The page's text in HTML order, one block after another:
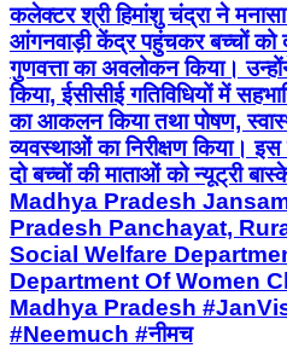
कलेक्टर श्री हिमांशु चंद्रा ने
आंगनवाड़ी केंद्र पहुंचकर बच्चों को दी
गुणवत्ता का अवलोकन किया।
किया, ईसीसीई गतिविधियों में
का आकलन किया तथा पोषण,
व्यवस्थाओं का निरीक्षण किया।
दो बच्चों की माताओं को न्यूट्री
Madhya Pradesh
Pradesh Panchayat,
Social Welfare
Department Of Women
Madhya Pradesh
#Neemuch #नीमच